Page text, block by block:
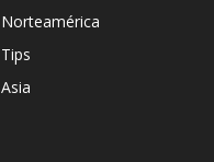
Norteamérica
Tips
Asia